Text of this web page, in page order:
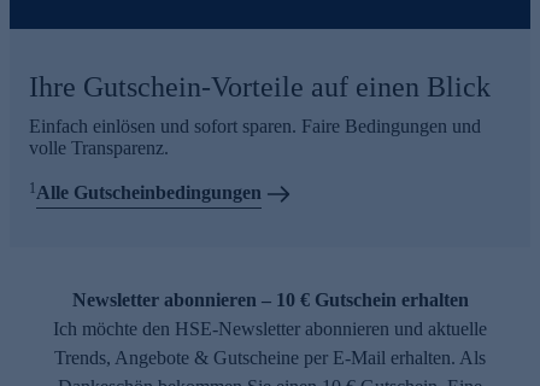
Ihre Gutschein-Vorteile auf einen Blick
Einfach einlösen und sofort sparen. Faire Bedingungen und
volle Transparenz.
1Alle Gutscheinbedingungen
Newsletter abonnieren – 10 € Gutschein erhalten
Ich möchte den HSE-Newsletter abonnieren und aktuelle
Trends, Angebote & Gutscheine per E-Mail erhalten. Als